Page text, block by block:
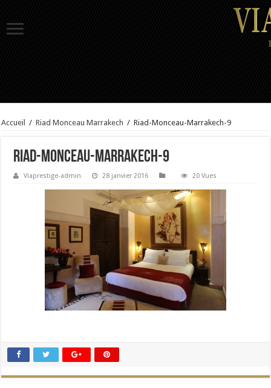
Accueil / Riad Monceau Marrakech / Riad-Monceau-Marrakech-9
Riad-Monceau-Marrakech-9
Viaprestige-admin 28 janvier 2016 20 Vues